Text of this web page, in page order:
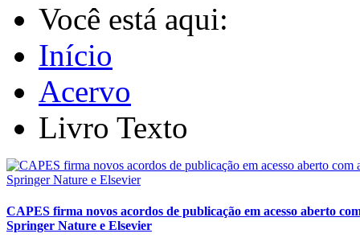
Você está aqui:
Início
Acervo
Livro Texto
CAPES firma novos acordos de publicação em acesso aberto
Springer Nature e Elsevier